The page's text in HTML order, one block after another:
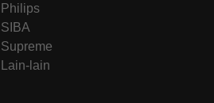
Philips
SIBA
Supreme
Lain-lain